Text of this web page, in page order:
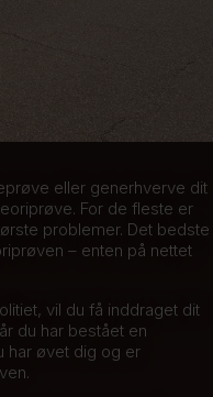
eller generhverve dit
For de fleste er
problemer. Det bedste
– enten på nettet
vil du få inddraget dit
du har bestået en
har øvet dig og er